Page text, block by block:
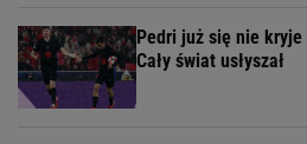
Pedri już się nie
Cały świat usłyszał